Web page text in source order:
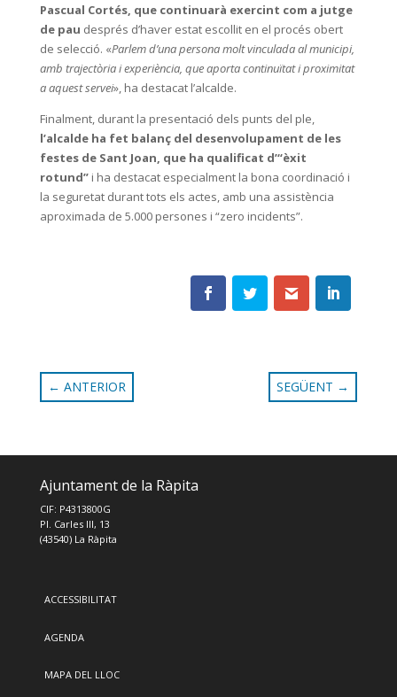
Pascual Cortés, que continuarà exercint com a jutge
de pau després d’haver estat escollit en el procés obert
de selecció. «Parlem d’una persona molt vinculada al municipi,
amb trajectòria i experiència, que aporta continuïtat i proximitat
a aquest servei», ha destacat l’alcalde.
Finalment, durant la presentació dels punts del ple,
l’alcalde ha fet balanç del desenvolupament de les
festes de Sant Joan, que ha qualificat d’“èxit
rotund”i ha destacat especialment la bona coordinació i
la seguretat durant tots els actes, amb una assistència
aproximada de 5.000 persones i “zero incidents”.
← ANTERIOR SEGÜENT →
Ajuntament de la Ràpita
CIF: P4313800G
Pl. Carles III, 13
(43540) La Ràpita
ACCESSIBILITAT
AGENDA
MAPA DEL LLOC